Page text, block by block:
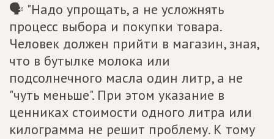
🗣 "Надо упрощать, а не усложнять
процесс выбора и покупки товара.
Человек должен прийти в магазин, зная,
что в бутылке молока или
подсолнечного масла один литр, а не
"чуть меньше". При этом указание в
ценниках стоимости одного литра или
килограмма не решит проблему. К тому